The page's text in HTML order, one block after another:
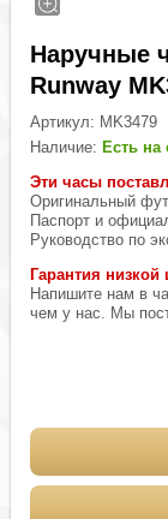
Наручные
Runway
Артикул: MK3479
Наличие:Есть на
Эти часы
Оригинальный
Паспорт и
Руководство по
Гарантия низкой
Напишите нам в
чем у нас. Мы